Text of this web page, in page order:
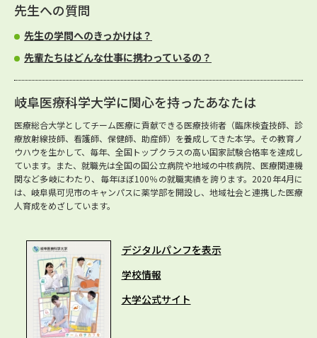
先生への質問
先生の学問へのきっかけは？
先輩たちはどんな仕事に携わっているの？
岐阜医療科学大学に関心を持ったあなたは
医療総合大学としてチーム医療に貢献できる医療技術者（臨床検査技師、診
療放射線技師、看護師、保健師、助産師）を養成してきた本学。その教育ノ
ウハウを生かして、毎年、全国トップクラスの高い国家試験合格率を達成し
ています。また、就職先は全国の国公立病院や地域の中核病院、医療関連機
関など多岐にわたり、毎年ほぼ100％の就職実績を誇ります。2020年4月に
は、岐阜県可児市のキャンパスに薬学部を開設し、地域社会と連携した医療
人育成をめざしています。
デジタルパンフを表示
学校情報
大学公式サイト